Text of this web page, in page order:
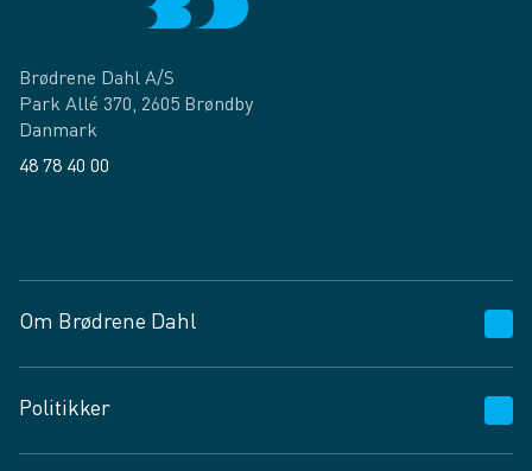
Brødrene Dahl A/S
Park Allé 370, 2605 Brøndby
Danmark
48 78 40 00
Om Brødrene Dahl
Vagttelefon 30 10 89 89
Spørgsmål og svar
Politikker